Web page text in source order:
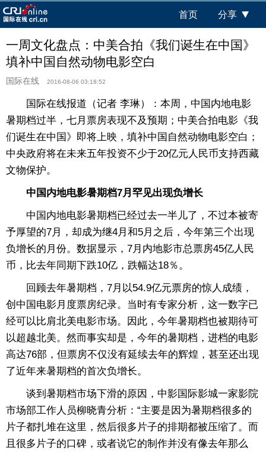
首页 分享
一周文化盘点：中美合拍《我们诞生在中国》
填补中国自然动物电影空白
国际在线 2016-08-06 03:18:52
国际在线报道（记者 李琳）：本周，中国内地电影
暑期档过半，七月票房表现不及预期；中美合拍电影《我
们诞生在中国》即将上映，填补中国自然动物电影空白；
中央政府将在未来五年投资不少于20亿元人民币支持西藏
文物保护。
中国内地电影暑期档7月罕见出现负增长
中国内地电影暑期档已经过去一半儿了，不过本被寄
予厚望的7月，却成为继4月和5月之后，今年第三个出现
负增长的月份。数据显示，7月内地影市总票房45亿人民
币，比去年同期下跌10亿，跌幅达18％。
回顾去年暑期档，7月以54.9亿元票房的惊人成绩，
创中国电影月度票房纪录。当时有专家分析，这一数字已
经可以比肩北美电影市场。因此，今年暑期档也被期待可
以超越北美。然而事实却是，今年的暑期档，进档的电影
高达76部，但票房不仅没有延续去年的辉煌，甚至还出现
了近年来暑期档的首次负增长。
谈到暑期档市场下滑的原因，中影国际影城一家影院
市场部工作人员柳晓青分析：“主要是因为暑期档很多的
片子都扎堆在这里，然后很多片子的排期都被压缩了。而
且很多片子的口碑，或者说它的制作并没有像去年那么